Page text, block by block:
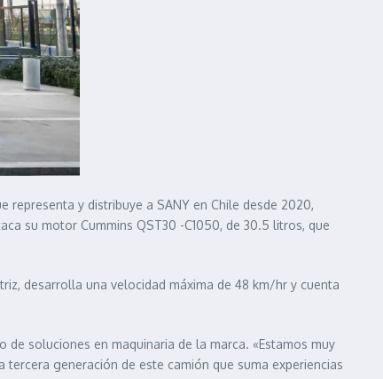
representa y distribuye a SANY en Chile desde 2020,
su motor Cummins QST30 -C1050, de 30.5 litros, que
desarrolla una velocidad máxima de 48 km/hr y cuenta
soluciones en maquinaria de la marca. «Estamos muy
generación de este camión que suma experiencias